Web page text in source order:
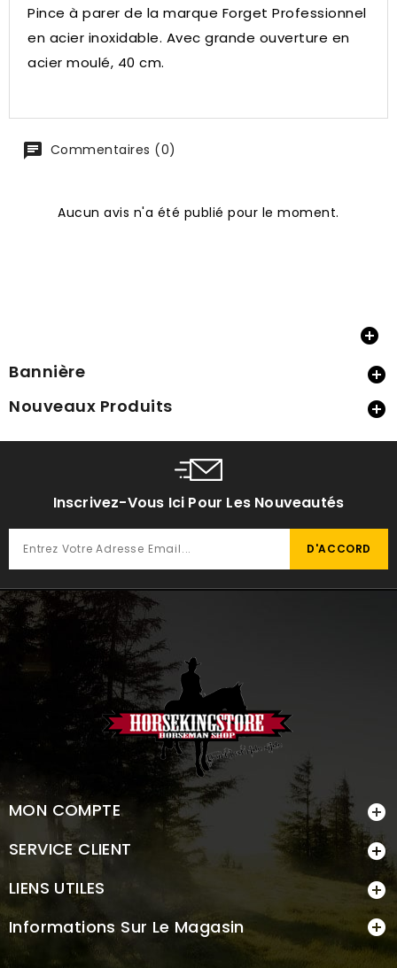
Pince à parer de la marque Forget Professionnel
en acier inoxidable. Avec grande ouverture en
acier moulé, 40 cm.
Commentaires (0)
Aucun avis n'a été publié pour le moment.

Bannière 
Nouveaux Produits 
Inscrivez-Vous Ici Pour Les Nouveautés
MON COMPTE 
SERVICE CLIENT 
LIENS UTILES 
Informations Sur Le Magasin 